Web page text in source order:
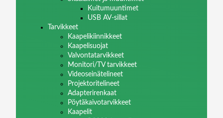
Kuitumuuntimet
USB AV-sillat
Tarvikkeet
Kaapelikiinnikkeet
Kaapelisuojat
Valvontatarvikkeet
Monitori/TV tarvikkeet
Videoseinätelineet
Projektoritelineet
Adapterirenkaat
Pöytäkaivotarvikkeet
Kaapelit